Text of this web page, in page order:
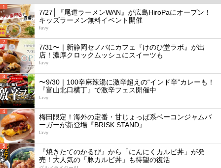
1
7/27│『尾道ラーメンWAN』が広島HiroPaにオープン！
キッズラーメン無料イベント開催
favy
2
7/31〜｜新静岡セノバにカフェ『けのひ堂ラボ』が出
店！濃厚クロックムッシュにスイーツも
favy
3
〜9/30｜100辛麻辣湯に激辛超えの“インド辛”カレーも！
『富山北口横丁』で激辛フェス開催中
favy
4
梅田限定！海外の定番・甘じょっぱ系ベーコンジャムバ
ーガーが新登場『BRISK STAND』
favy
5
『焼きたてのかるび』から「にんにくカルビ丼」が発
売！大人気の「豚カルビ丼」も待望の復活